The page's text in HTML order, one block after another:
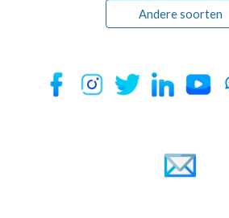
Andere soorten